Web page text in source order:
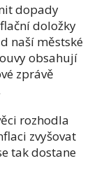
dopady
doložky
naší městské
obsahují
zprávě
rozhodla
zvyšovat
tak dostane